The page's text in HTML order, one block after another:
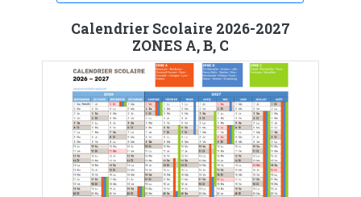
Calendrier Scolaire 2026-2027
ZONES A, B, C